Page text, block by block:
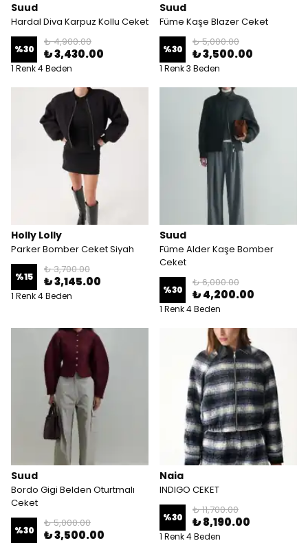
Suud
Hardal Diva Karpuz Kollu Ceket
%30
₺ 4,900.00
₺ 3,430.00
1 Renk 4 Beden
Suud
Füme Kaşe Blazer Ceket
%30
₺ 5,000.00
₺ 3,500.00
1 Renk 3 Beden
Holly Lolly
Parker Bomber Ceket Siyah
%15
₺ 3,700.00
₺ 3,145.00
1 Renk 4 Beden
Suud
Füme Alder Kaşe Bomber
Ceket
%30
₺ 6,000.00
₺ 4,200.00
1 Renk 4 Beden
Suud
Bordo Gigi Belden Oturtmalı
Ceket
%30
₺ 5,000.00
₺ 3,500.00
Naia
INDIGO CEKET
%30
₺ 11,700.00
₺ 8,190.00
1 Renk 4 Beden